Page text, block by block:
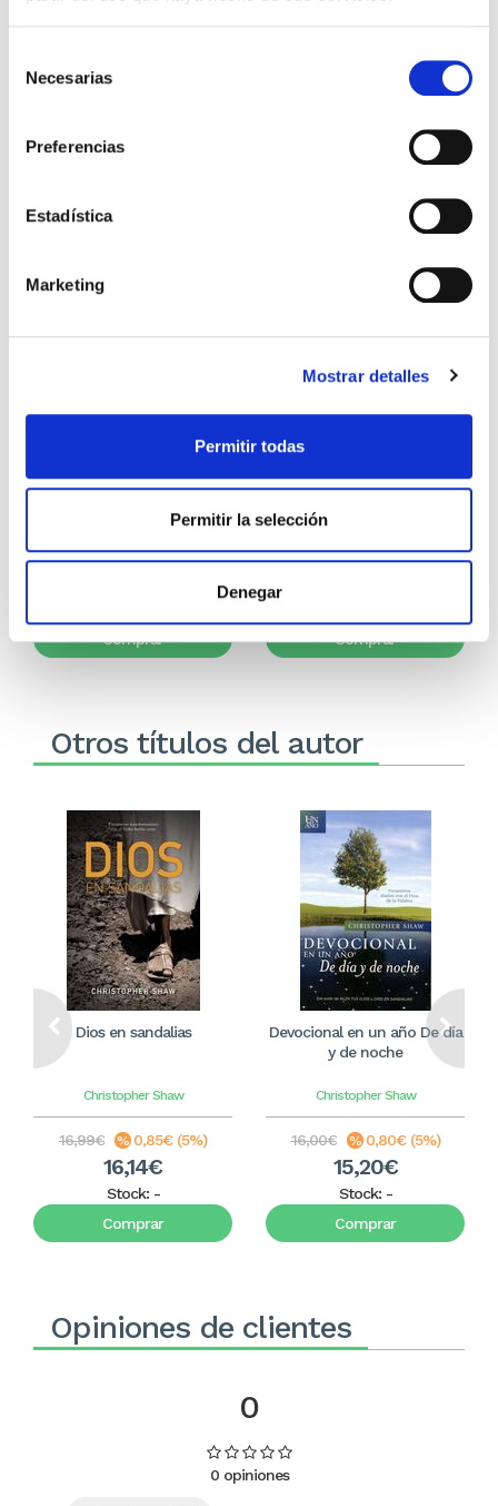
Necesarias
Preferencias
Estadística
Marketing
Mostrar detalles
Permitir todas
Permitir la selección
Denegar
Los que compraron este
compraron
WILLIAM MACDONALD
16,99€ 0,85€ (5%)
Comprar
TESOROS PARA NIÑOS TOMO
CHILDRENS BIBLE HOUR
14,99€ 0,75€ (5%)
Comprar
Otros títulos del autor
Dios en sandalias
Christopher Shaw
16,99€ 0,85€ (5%)
16,14€
Stock: -
Comprar
Devocional en un año De día
y de noche
Christopher Shaw
16,00€ 0,80€ (5%)
15,20€
Stock: -
Comprar
Opiniones de clientes
0
0 opiniones